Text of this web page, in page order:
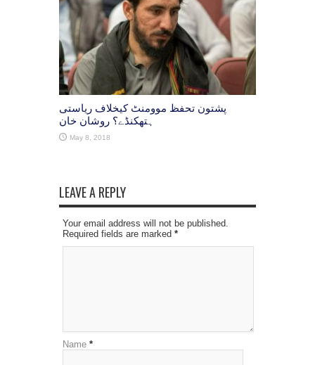
پشتون تحفظ موومنٹ کیخلاف ریاستی
ہتھکنڈے؟ روشان خان
May 8, 2018
LEAVE A REPLY
Your email address will not be published.
Required fields are marked *
Name *